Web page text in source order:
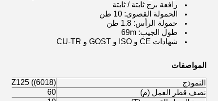
رافعة برج ثابتة / ثابتة
الحمولة القصوى: 10 طن
حمولة الرأس: 1.8 طن
طول الجيب: 69m
شهادات CE و ISO و GOST و CU-TR
المواصفات
النموذج
QTZ125 ((6018)
نصف قطر العمل (م)
60